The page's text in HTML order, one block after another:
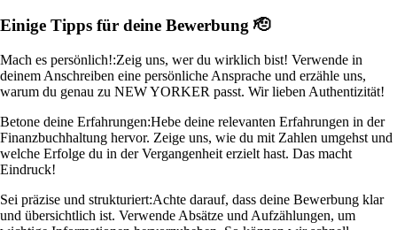
Einige Tipps für deine Bewerbung 🫡
Mach es persönlich!:Zeig uns, wer du wirklich bist! Verwende in
deinem Anschreiben eine persönliche Ansprache und erzähle uns,
warum du genau zu NEW YORKER passt. Wir lieben Authentizität!
Betone deine Erfahrungen:Hebe deine relevanten Erfahrungen in der
Finanzbuchhaltung hervor. Zeige uns, wie du mit Zahlen umgehst und
welche Erfolge du in der Vergangenheit erzielt hast. Das macht
Eindruck!
Sei präzise und strukturiert:Achte darauf, dass deine Bewerbung klar
und übersichtlich ist. Verwende Absätze und Aufzählungen, um